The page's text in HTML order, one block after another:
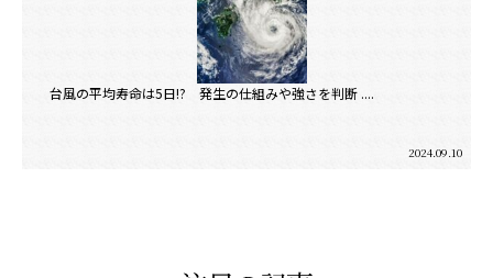
台風の平均寿命は5日!? 発生の仕組みや強さを判断 ....
2024.09.10